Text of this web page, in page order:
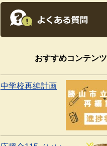
おすすめコンテンツ
中学校再編計画